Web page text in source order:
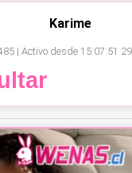
Karime
| Activo desde 15:07:51